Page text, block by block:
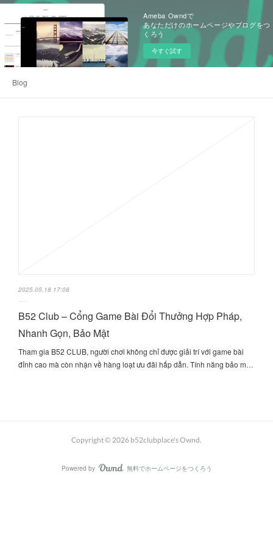
Ameba Owndで
あなただけのホームページやブログをつ
くろう
今すぐ試す
Blog
2025.05.18 17:08
B52 Club – Cổng Game Bài Đổi Thưởng Hợp Pháp,
Nhanh Gọn, Bảo Mật
Tham gia B52 CLUB, người chơi không chỉ được giải trí với game bài
đỉnh cao mà còn nhận về hàng loạt ưu đãi hấp dẫn. Tính năng bảo m…
Copyright © 2026 b52clubplace's Ownd.
Powered by AmebaOwnd
無料でホームページをつくろう